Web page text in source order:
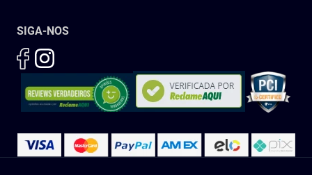
SIGA-NOS